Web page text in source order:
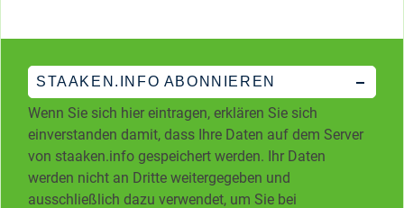
STAAKEN.INFO ABONNIEREN
Wenn Sie sich hier eintragen, erklären Sie sich
einverstanden damit, dass Ihre Daten auf dem Server
von staaken.info gespeichert werden. Ihr Daten
werden nicht an Dritte weitergegeben und
ausschließlich dazu verwendet, um Sie bei